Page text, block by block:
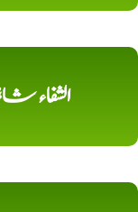
الشفاء